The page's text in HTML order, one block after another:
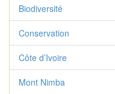
Biodiversité
Conservation
Côte d’Ivoire
Mont Nimba